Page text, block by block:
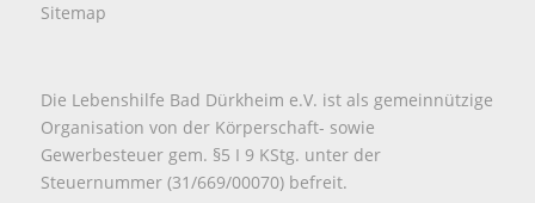
Sitemap
Die Lebenshilfe Bad Dürkheim e.V. ist als gemeinnützige
Organisation von der Körperschaft- sowie
Gewerbesteuer gem. §5 I 9 KStg. unter der
Steuernummer (31/669/00070) befreit.